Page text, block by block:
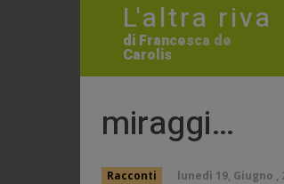
L'altra riva
di Francesca de
Carolis
miraggi…
Racconti lunedì 19, Giugno ,